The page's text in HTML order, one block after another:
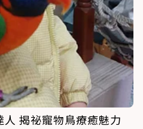
揭祕寵物鳥療癒魅力